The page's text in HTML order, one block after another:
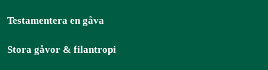
Testamentera en gåva
Stora gåvor & filantropi